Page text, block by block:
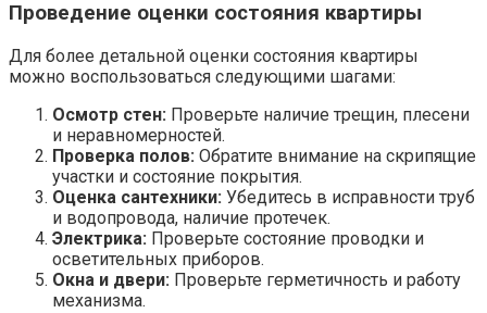
Проведение оценки состояния квартиры
Для более детальной оценки состояния квартиры
можно воспользоваться следующими шагами:
Осмотр стен: Проверьте наличие трещин, плесени
и неравномерностей.
Проверка полов: Обратите внимание на скрипящие
участки и состояние покрытия.
Оценка сантехники: Убедитесь в исправности труб
и водопровода, наличие протечек.
Электрика: Проверьте состояние проводки и
осветительных приборов.
Окна и двери: Проверьте герметичность и работу
механизма.